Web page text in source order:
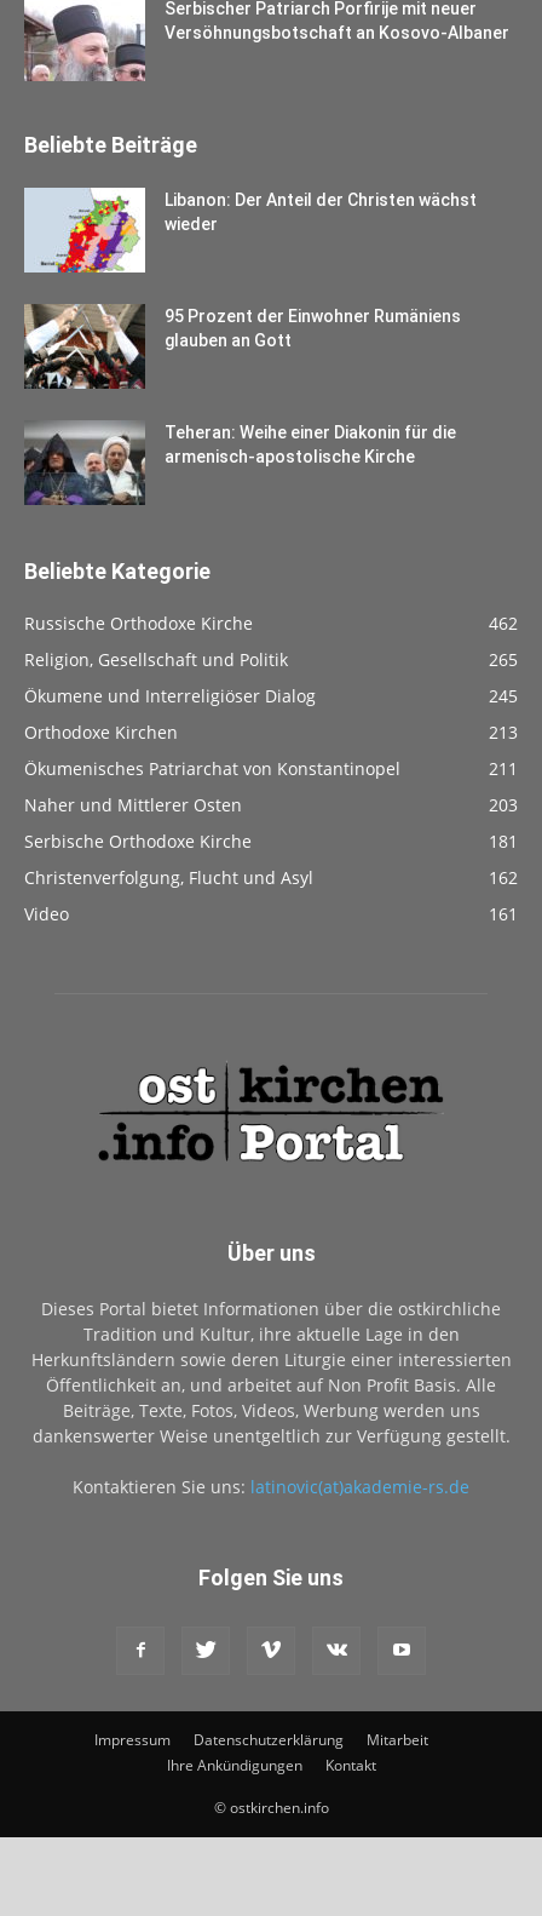
Serbischer Patriarch Porfirije mit neuer
Versöhnungsbotschaft an Kosovo-Albaner
Beliebte Beiträge
Libanon: Der Anteil der Christen wächst
wieder
95 Prozent der Einwohner Rumäniens
glauben an Gott
Teheran: Weihe einer Diakonin für die
armenisch-apostolische Kirche
Beliebte Kategorie
Russische Orthodoxe Kirche
462
Religion, Gesellschaft und Politik
265
Ökumene und Interreligiöser Dialog
245
Orthodoxe Kirchen
213
Ökumenisches Patriarchat von Konstantinopel
211
Naher und Mittlerer Osten
203
Serbische Orthodoxe Kirche
181
Christenverfolgung, Flucht und Asyl
162
Video
161
Über uns
Dieses Portal bietet Informationen über die ostkirchliche
Tradition und Kultur, ihre aktuelle Lage in den
Herkunftsländern sowie deren Liturgie einer interessierten
Öffentlichkeit an, und arbeitet auf Non Profit Basis. Alle
Beiträge, Texte, Fotos, Videos, Werbung werden uns
dankenswerter Weise unentgeltlich zur Verfügung gestellt.
Kontaktieren Sie uns: latinovic(at)akademie-rs.de
Folgen Sie uns
Impressum Datenschutzerklärung
Mitarbeit
Ihre Ankündigungen
Kontakt
© ostkirchen.info